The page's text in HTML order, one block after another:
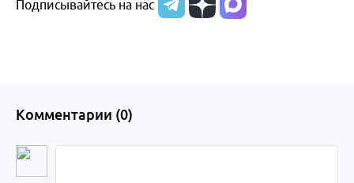
Алтайского
Подписывайтесь на нас
Комментарии (0)